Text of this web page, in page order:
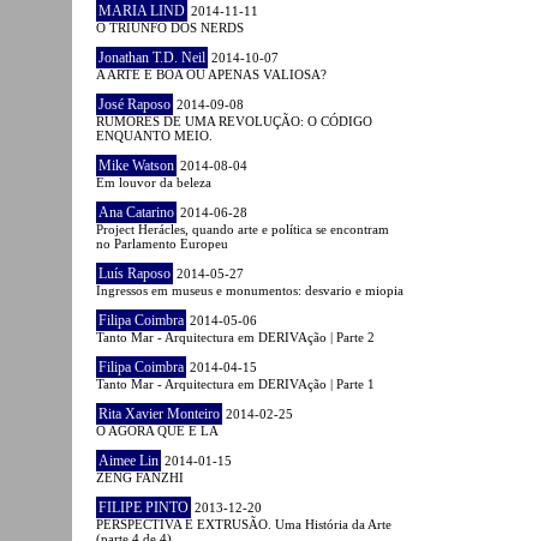
MARIA LIND 2014-11-11
O TRIUNFO DOS NERDS
Jonathan T.D. Neil 2014-10-07
A ARTE É BOA OU APENAS VALIOSA?
José Raposo 2014-09-08
RUMORES DE UMA REVOLUÇÃO: O CÓDIGO
ENQUANTO MEIO.
Mike Watson 2014-08-04
Em louvor da beleza
Ana Catarino 2014-06-28
Project Herácles, quando arte e política se encontram
no Parlamento Europeu
Luís Raposo 2014-05-27
Ingressos em museus e monumentos: desvario e miopia
Filipa Coimbra 2014-05-06
Tanto Mar - Arquitectura em DERIVAção | Parte 2
Filipa Coimbra 2014-04-15
Tanto Mar - Arquitectura em DERIVAção | Parte 1
Rita Xavier Monteiro 2014-02-25
O AGORA QUE É LÁ
Aimee Lin 2014-01-15
ZENG FANZHI
FILIPE PINTO 2013-12-20
PERSPECTIVA E EXTRUSÃO. Uma História da Arte